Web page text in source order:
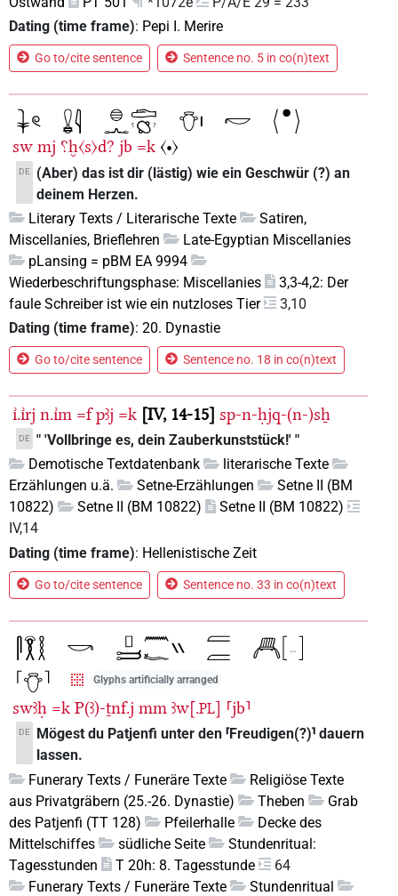
Dating (time frame): Pepi I. Merire
Go to/cite sentence Sentence no. 5 in co(n)text
sw mj ⸮ḫ〈s〉d? jb =k 〈•〉
DE
(Aber) das ist dir (lästig) wie ein Geschwür (?) an
deinem Herzen.
Literary Texts / Literarische Texte
Satiren,
Miscellanies, Brieflehren
Late-Egyptian Miscellanies
pLansing = pBM EA 9994
Wiederbeschriftungsphase: Miscellanies
3,3-4,2: Der
faule Schreiber ist wie ein nutzloses Tier
3,10
Dating (time frame): 20. Dynastie
Go to/cite sentence Sentence no. 18 in co(n)text
ı͗.ı͗rj n.ı͗m =f pꜣj =k IV, 14-15 sp-n-ḥjq-(n-)sẖ
DE " 'Vollbringe es, dein Zauberkunststück!' "
Demotische Textdatenbank
literarische Texte
Erzählungen u.ä.
Setne-Erzählungen
Setne II (BM
10822)
Setne II (BM 10822)
Setne II (BM 10822)
IV,14
Dating (time frame): Hellenistische Zeit
Go to/cite sentence Sentence no. 33 in co(n)text
Glyphs artificially arranged
swꜣḥ =k P(ꜣ)-ṯnf.j mm ꜣw[.PL] ⸢jb⸣
DE
Mögest du Patjenfi unter den ⸢Freudigen(?)⸣ dauern
lassen.
Funerary Texts / Funeräre Texte
Religiöse Texte
aus Privatgräbern (25.-26. Dynastie)
Theben
Grab
des Patjenfi (TT 128)
Pfeilerhalle
Decke des
Mittelschiffes
südliche Seite
Stundenritual:
Tagesstunden
T 20h: 8. Tagesstunde
64
Funerary Texts / Funeräre Texte
Stundenritual